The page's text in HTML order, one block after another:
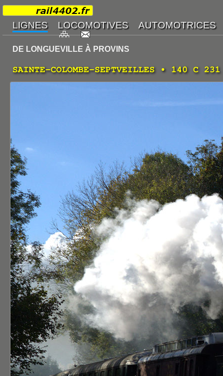
DE LONGUEVILLE À PROVINS
SAINTE-COLOMBE-SEPTVEILLES • 140 C